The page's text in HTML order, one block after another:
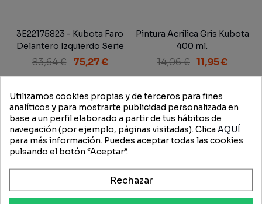
3E22175823 - Kubota Faro
Delantero Izquierdo Serie
M-1
83,64 € 75,27 €
Pintura Acrílica Gris Kubota
400 ml.
14,06 € 11,95 €
-15% -15%
Utilizamos cookies propias y de terceros para fines
analíticos y para mostrarte publicidad personalizada en
base a un perfil elaborado a partir de tus hábitos de
navegación (por ejemplo, páginas visitadas). Clica AQUÍ
para más información. Puedes aceptar todas las cookies
pulsando el botón “Aceptar”.
Rechazar